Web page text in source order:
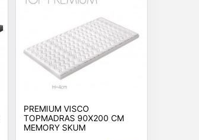
PREMIUM VISCO
TOPMADRAS 90X200 CM
MEMORY SKUM